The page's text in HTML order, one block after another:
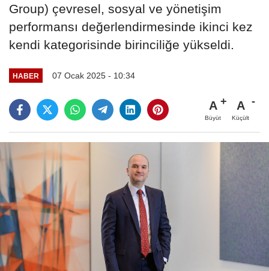
Group) çevresel, sosyal ve yönetişim
performansı değerlendirmesinde ikinci kez
kendi kategorisinde birinciliğe yükseldi.
HABER 07 Ocak 2025 - 10:34
A
Büyüt
A
Küçült